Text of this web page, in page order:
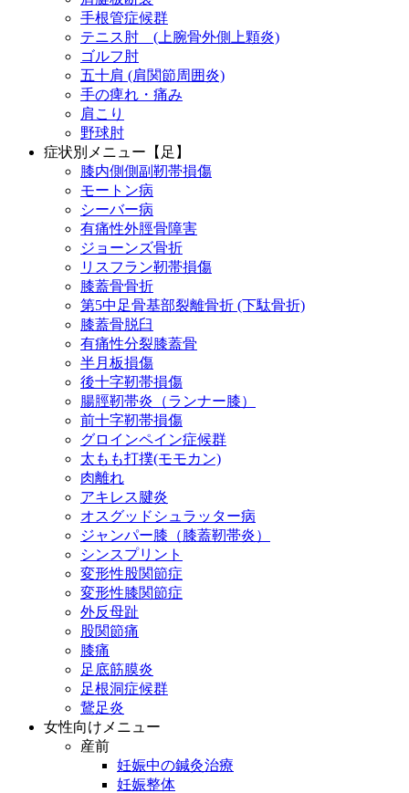
手根管症候群
テニス肘 (上腕骨外側上顆炎)
ゴルフ肘
五十肩 (肩関節周囲炎)
手の痺れ・痛み
肩こり
野球肘
症状別メニュー【足】
膝内側側副靭帯損傷
モートン病
シーバー病
有痛性外脛骨障害
ジョーンズ骨折
リスフラン靭帯損傷
膝蓋骨骨折
第5中足骨基部裂離骨折 (下駄骨折)
膝蓋骨脱臼
有痛性分裂膝蓋骨
半月板損傷
後十字靭帯損傷
腸脛靭帯炎（ランナー膝）
前十字靭帯損傷
グロインペイン症候群
太もも打撲(モモカン)
肉離れ
アキレス腱炎
オスグッドシュラッター病
ジャンパー膝（膝蓋靭帯炎）
シンスプリント
変形性股関節症
変形性膝関節症
外反母趾
股関節痛
膝痛
足底筋膜炎
足根洞症候群
鵞足炎
女性向けメニュー
産前
妊娠中の鍼灸治療
妊娠整体